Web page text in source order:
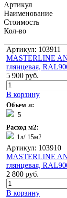
Артикул
Наименование
Стоимость
Кол-во
Артикул: 103911
MASTERLINE
глянцевая,
5 900 руб.
В корзину
Объем л:
5
Расход м2:
1л/ 15м2
Артикул: 103910
MASTERLINE
глянцевая,
2 800 руб.
В корзину